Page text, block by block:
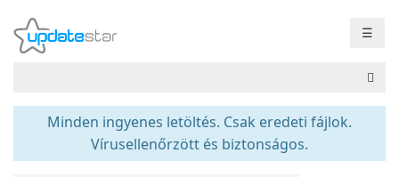
☰
Minden ingyenes letöltés. Csak eredeti fájlok.
Vírusellenőrzött és biztonságos.